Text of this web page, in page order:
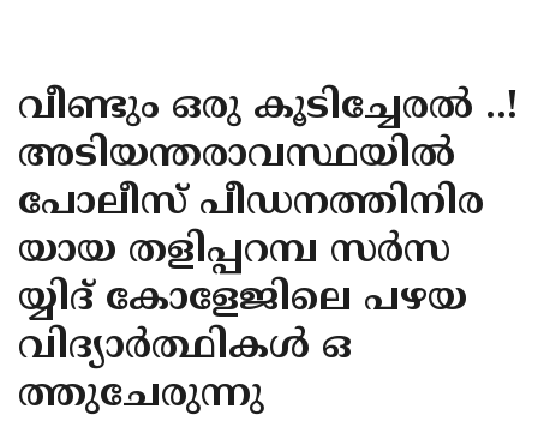
KANNUR
KASARAGOD
വീണ്ടും ഒരു കൂടിച്ചേരൽ ..!
അടിയന്തരാവസ്ഥയില്‍
പോലീസ് പീഡനത്തിനിര
യായ തളിപ്പറമ്പ സര്‍സ
യ്യിദ് കോളേജിലെ പഴയ
വിദ്യാര്‍ത്ഥികള്‍ ഒ
ത്തുചേരുന്നു